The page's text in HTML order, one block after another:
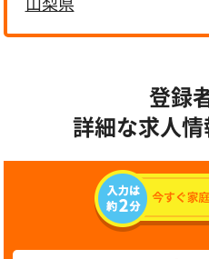
山梨県
登録
詳細な求人情